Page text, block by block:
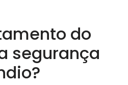
do
segurança